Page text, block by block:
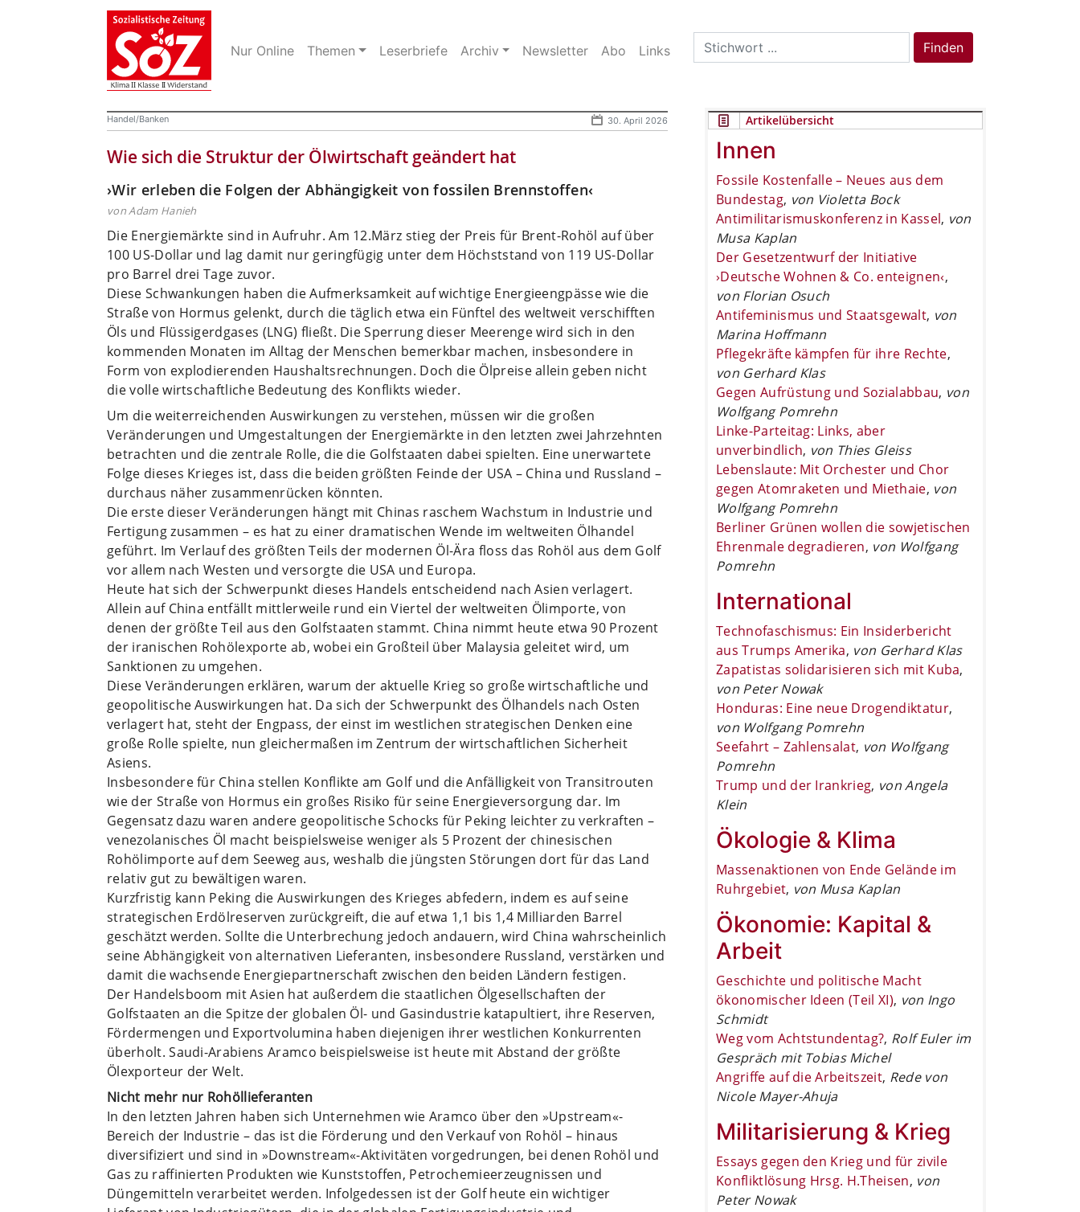
Nur Online Themen Leserbriefe Archiv Newsletter Abo Links
Search
for:
Finden
Handel/Banken 30. April 2026
Wie sich die Struktur der Ölwirtschaft geändert hat
›Wir erleben die Folgen der Abhängigkeit von fossilen Brennstoffen‹
von Adam Hanieh
Die Energiemärkte sind in Aufruhr. Am 12.März stieg der Preis für Brent-Rohöl auf über
100 US-Dollar und lag damit nur geringfügig unter dem Höchststand von 119 US-Dollar
pro Barrel drei Tage zuvor.
Diese Schwankungen haben die Aufmerksamkeit auf wichtige Energieengpässe wie die
Straße von Hormus gelenkt, durch die täglich etwa ein Fünftel des weltweit verschifften
Öls und Flüssigerdgases (LNG) fließt. Die Sperrung dieser Meerenge wird sich in den
kommenden Monaten im Alltag der Menschen bemerkbar machen, insbesondere in
Form von explodierenden Haushaltsrechnungen. Doch die Ölpreise allein geben nicht
die volle wirtschaftliche Bedeutung des Konflikts wieder.
Um die weiterreichenden Auswirkungen zu verstehen, müssen wir die großen
Veränderungen und Umgestaltungen der Energiemärkte in den letzten zwei Jahrzehnten
betrachten und die zentrale Rolle, die die Golfstaaten dabei spielten. Eine unerwartete
Folge dieses Krieges ist, dass die beiden größten Feinde der USA – China und Russland –
durchaus näher zusammenrücken könnten.
Die erste dieser Veränderungen hängt mit Chinas raschem Wachstum in Industrie und
Fertigung zusammen – es hat zu einer dramatischen Wende im weltweiten Ölhandel
geführt. Im Verlauf des größten Teils der modernen Öl-Ära floss das Rohöl aus dem Golf
vor allem nach Westen und versorgte die USA und Europa.
Heute hat sich der Schwerpunkt dieses Handels entscheidend nach Asien verlagert.
Allein auf China entfällt mittlerweile rund ein Viertel der weltweiten Ölimporte, von
denen der größte Teil aus den Golfstaaten stammt. China nimmt heute etwa 90 Prozent
der iranischen Rohölexporte ab, wobei ein Großteil über Malaysia geleitet wird, um
Sanktionen zu umgehen.
Diese Veränderungen erklären, warum der aktuelle Krieg so große wirtschaftliche und
geopolitische Auswirkungen hat. Da sich der Schwerpunkt des Ölhandels nach Osten
verlagert hat, steht der Engpass, der einst im westlichen strategischen Denken eine
große Rolle spielte, nun gleichermaßen im Zentrum der wirtschaftlichen Sicherheit
Asiens.
Insbesondere für China stellen Konflikte am Golf und die Anfälligkeit von Transitrouten
wie der Straße von Hormus ein großes Risiko für seine Energieversorgung dar. Im
Gegensatz dazu waren andere geopolitische Schocks für Peking leichter zu verkraften –
venezolanisches Öl macht beispielsweise weniger als 5 Prozent der chinesischen
Rohölimporte auf dem Seeweg aus, weshalb die jüngsten Störungen dort für das Land
relativ gut zu bewältigen waren.
Kurzfristig kann Peking die Auswirkungen des Krieges abfedern, indem es auf seine
strategischen Erdölreserven zurückgreift, die auf etwa 1,1 bis 1,4 Milliarden Barrel
geschätzt werden. Sollte die Unterbrechung jedoch andauern, wird China wahrscheinlich
seine Abhängigkeit von alternativen Lieferanten, insbesondere Russland, verstärken und
damit die wachsende Energiepartnerschaft zwischen den beiden Ländern festigen.
Der Handelsboom mit Asien hat außerdem die staatlichen Ölgesellschaften der
Golfstaaten an die Spitze der globalen Öl- und Gasindustrie katapultiert, ihre Reserven,
Fördermengen und Exportvolumina haben diejenigen ihrer westlichen Konkurrenten
überholt. Saudi-Arabiens Aramco beispielsweise ist heute mit Abstand der größte
Ölexporteur der Welt.
Nicht mehr nur Rohöllieferanten
In den letzten Jahren haben sich Unternehmen wie Aramco über den »Upstream«-
Bereich der Industrie – das ist die Förderung und den Verkauf von Rohöl – hinaus
diversifiziert und sind in »Downstream«-Aktivitäten vorgedrungen, bei denen Rohöl und
Gas zu raffinierten Produkten wie Kunststoffen, Petrochemieerzeugnissen und
Düngemitteln verarbeitet werden. Infolgedessen ist der Golf heute ein wichtiger
Artikelübersicht
Innen
Fossile Kostenfalle – Neues aus dem
Bundestag, von Violetta Bock
Antimilitarismuskonferenz in Kassel, von
Musa Kaplan
Der Gesetzentwurf der Initiative
›Deutsche Wohnen & Co. enteignen‹,
von Florian Osuch
Antifeminismus und Staatsgewalt, von
Marina Hoffmann
Pflegekräfte kämpfen für ihre Rechte,
von Gerhard Klas
Gegen Aufrüstung und Sozialabbau, von
Wolfgang Pomrehn
Linke-Parteitag: Links, aber
unverbindlich, von Thies Gleiss
Lebenslaute: Mit Orchester und Chor
gegen Atomraketen und Miethaie, von
Wolfgang Pomrehn
Berliner Grünen wollen die sowjetischen
Ehrenmale degradieren, von Wolfgang
Pomrehn
International
Technofaschismus: Ein Insiderbericht
aus Trumps Amerika, von Gerhard Klas
Zapatistas solidarisieren sich mit Kuba,
von Peter Nowak
Honduras: Eine neue Drogendiktatur,
von Wolfgang Pomrehn
Seefahrt – Zahlensalat, von Wolfgang
Pomrehn
Trump und der Irankrieg, von Angela
Klein
Ökologie & Klima
Massenaktionen von Ende Gelände im
Ruhrgebiet, von Musa Kaplan
Ökonomie: Kapital &
Arbeit
Geschichte und politische Macht
ökonomischer Ideen (Teil XI), von Ingo
Schmidt
Weg vom Achtstundentag?, Rolf Euler im
Gespräch mit Tobias Michel
Angriffe auf die Arbeitszeit, Rede von
Nicole Mayer-Ahuja
Militarisierung & Krieg
Essays gegen den Krieg und für zivile
Konfliktlösung Hrsg. H.Theisen, von
Peter Nowak